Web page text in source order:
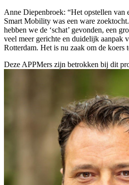
Anne Diepenbroek: “Het opstellen van
Smart Mobility was een ware
hebben we de ‘schat’ gevonden, een
veel meer gerichte en duidelijk aanpak
Rotterdam. Het is nu zaak om de koers
Deze APPMers zijn betrokken bij dit